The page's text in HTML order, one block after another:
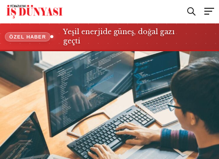
ÖZEL HABER
Yeşil enerjide güneş, doğal gazı
geçti